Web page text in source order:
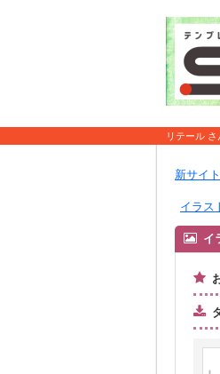
リテール
新サイ
イラス
イ